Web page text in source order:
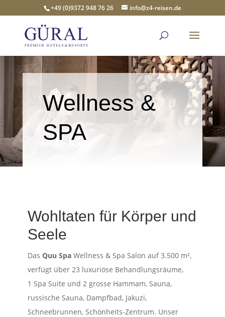
+49 (0)9372 948 76 26 info@z4-reisen.de
Wellness &
SPA
Wohltaten für Körper und
Seele
Das Quu SpaWellness & Spa Salon auf 3.500 m²,
verfügt über 23 luxuriöse Behandlungsräume,
1 Spa Suite und 2 grosse Hammam, Sauna,
russische Sauna, Dampfbad, Jakuzi,
Schneebrunnen, Schönheits-Zentrum. Unser